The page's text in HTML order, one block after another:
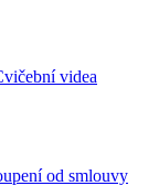
videa
od smlouvy